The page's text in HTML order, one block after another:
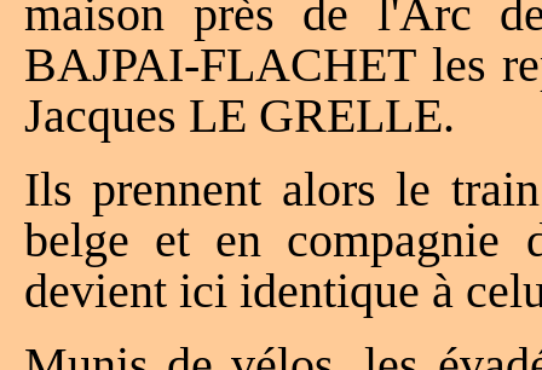
maison près de l'Arc
BAJPAI-FLACHET les
Jacques LE GRELLE.
Ils prennent alors le
belge et en compagnie
devient ici identique à